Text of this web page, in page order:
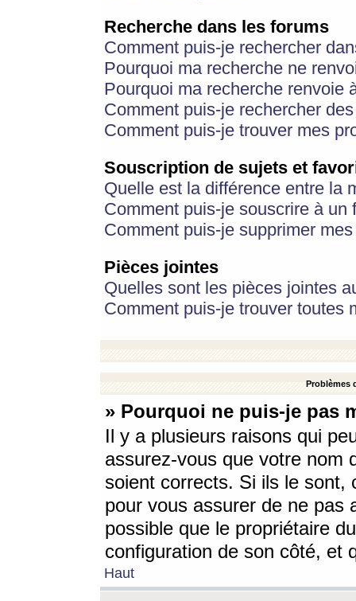
Recherche dans les forums
Comment puis-je rechercher
Pourquoi ma recherche ne
Pourquoi ma recherche renvoie
Comment puis-je rechercher
Comment puis-je trouver mes
Souscription de sujets et
Quelle est la différence entre la
Comment puis-je souscrire à
Comment puis-je supprimer
Pièces jointes
Quelles sont les pièces jointes
Comment puis-je trouver toutes
Problèmes
» Pourquoi ne puis-je pas
Il y a plusieurs raisons qui
assurez-vous que votre nom
soient corrects. Si ils le sont,
pour vous assurer de ne pas
possible que le propriétaire
configuration de son côté, et
Haut